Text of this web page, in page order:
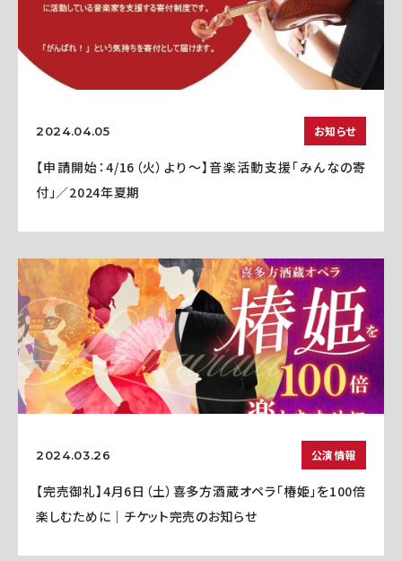
2024.04.05 お知らせ
【申請開始：4/16（火）より～】音楽活動支援「みんなの寄
付」／2024年夏期
2024.03.26 公演情報
【完売御礼】4月6日（土）喜多方酒蔵オペラ「椿姫」を100倍
楽しむために｜チケット完売のお知らせ